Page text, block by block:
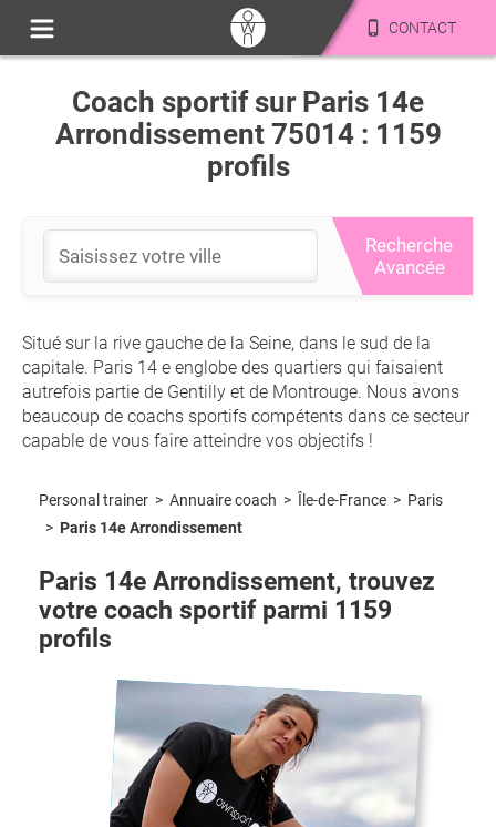
CONTACT
Coach sportif sur Paris 14e
Arrondissement 75014 : 1159
profils
Recherche
Avancée
Situé sur la rive gauche de la Seine, dans le sud de la
capitale. Paris 14 e englobe des quartiers qui faisaient
autrefois partie de Gentilly et de Montrouge. Nous avons
beaucoup de coachs sportifs compétents dans ce secteur
capable de vous faire atteindre vos objectifs !
Personal trainer > Annuaire coach > Île-de-France > Paris
> Paris 14e Arrondissement
Paris 14e Arrondissement, trouvez
votre coach sportif parmi 1159
profils